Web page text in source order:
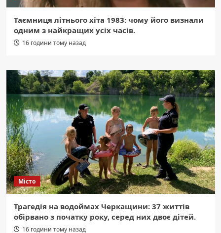
Таємниця літнього хіта 1983: чому його визнали
одним з найкращих усіх часів.
16 години тому назад
Місто
Трагедія на водоймах Черкащини: 37 життів
обірвано з початку року, серед них двоє дітей.
16 години тому назад